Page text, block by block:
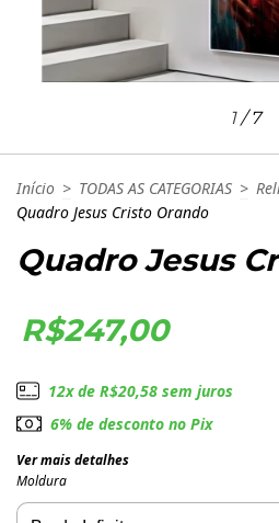
1/7
Início > TODAS AS CATEGORIAS >
Quadro Jesus Cristo Orando
Quadro Jesus
R$247,00
12x de R$20,58sem juros
6% de desconto no Pix
Ver mais detalhes
Moldura